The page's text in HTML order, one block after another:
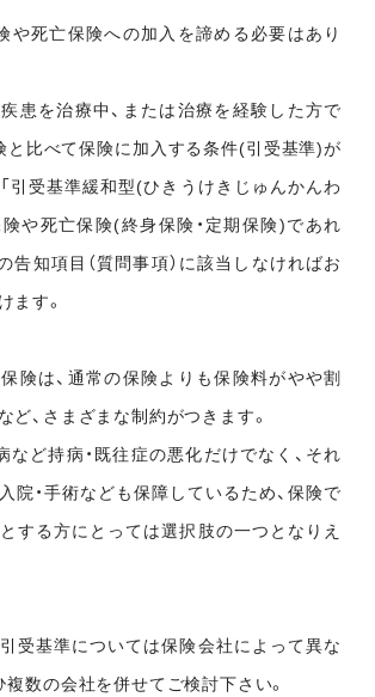
や死亡保険への加入を諦める必要はあり
患を治療中、または治療を経験した方で
と比べて保険に加入する条件(引受基準)が
引受基準緩和型(ひきうけきじゅんかんわ
や死亡保険(終身保険・定期保険)であれ
告知項目（質問事項）に該当しなければお
ます。
険は、通常の保険よりも保険料がやや割
ど、さまざまな制約がつきます。
など持病・既往症の悪化だけでなく、それ
院・手術なども保障しているため、保険で
する方にとっては選択肢の一つとなりえ
受基準については保険会社によって異な
複数の会社を併せてご検討下さい。